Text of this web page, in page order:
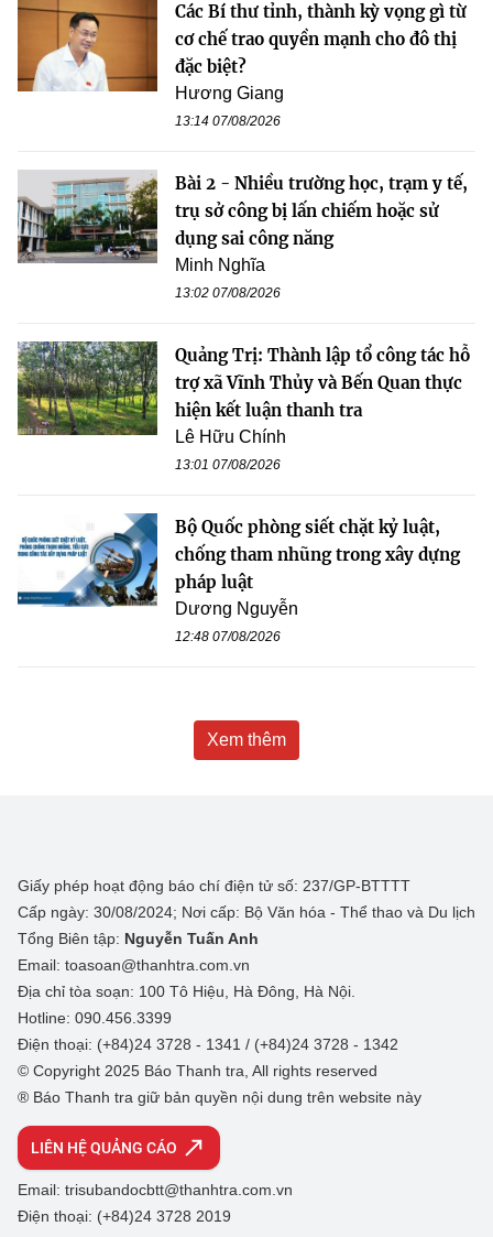
Các Bí thư tỉnh, thành kỳ vọng gì từ
cơ chế trao quyền mạnh cho đô thị
đặc biệt?
Hương Giang
13:14 07/08/2026
Bài 2 - Nhiều trường học, trạm y tế,
trụ sở công bị lấn chiếm hoặc sử
dụng sai công năng
Minh Nghĩa
13:02 07/08/2026
Quảng Trị: Thành lập tổ công tác hỗ
trợ xã Vĩnh Thủy và Bến Quan thực
hiện kết luận thanh tra
Lê Hữu Chính
13:01 07/08/2026
Bộ Quốc phòng siết chặt kỷ luật,
chống tham nhũng trong xây dựng
pháp luật
Dương Nguyễn
12:48 07/08/2026
Xem thêm
Giấy phép hoạt động báo chí điện tử số: 237/GP-BTTTT
Cấp ngày: 30/08/2024; Nơi cấp: Bộ Văn hóa - Thể thao và Du lịch
Tổng Biên tập: Nguyễn Tuấn Anh
Email: toasoan@thanhtra.com.vn
Địa chỉ tòa soạn: 100 Tô Hiệu, Hà Đông, Hà Nội.
Hotline: 090.456.3399
Điện thoại: (+84)24 3728 - 1341 / (+84)24 3728 - 1342
© Copyright 2025 Báo Thanh tra, All rights reserved
® Báo Thanh tra giữ bản quyền nội dung trên website này
LIÊN HỆ QUẢNG CÁO
Email: trisubandocbtt@thanhtra.com.vn
Điện thoại: (+84)24 3728 2019